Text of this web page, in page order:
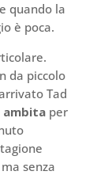
quando la
è poca.
da piccolo
Tad
ambitaper
senza